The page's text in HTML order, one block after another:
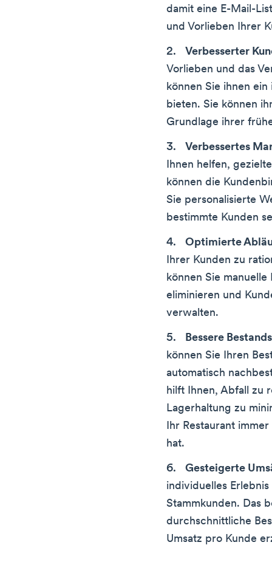
damit eine E-Mail-
und Vorlieben Ihrer
Verbesserter
Vorlieben und das
können Sie ihnen
bieten. Sie können
Grundlage ihrer
Verbessertes
Ihnen helfen,
können die
Sie personalisierte
bestimmte Kunden
Optimierte
Ihrer Kunden zu
können Sie
eliminieren und
verwalten.
Bessere
können Sie Ihren
automatisch
hilft Ihnen, Abfall zu
Lagerhaltung zu
Ihr Restaurant
hat.
Gesteigerte
individuelles
Stammkunden. Das
durchschnittliche
Umsatz pro Kunde